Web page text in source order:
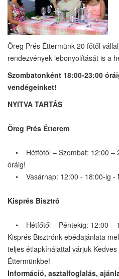
Öreg Prés Éttermünk 20 főtől
rendezvények lebonyolítását is a
Szombatonként 18:00-23:00
vendégeinket!
NYITVA TARTÁS
Öreg Prés Étterem
• Hétfőtől – Szombat: 12:00 –
óráig!
• Vasárnap: 12:00 - 18:00-ig -
Kisprés Bisztró
• Hétfőtől – Péntekig: 12:00 –
Kisprés Bisztrónk ebédajánlata
teljes étlapkínálattal várjuk
Éttermünkbe!
Információ, asztalfoglalás,